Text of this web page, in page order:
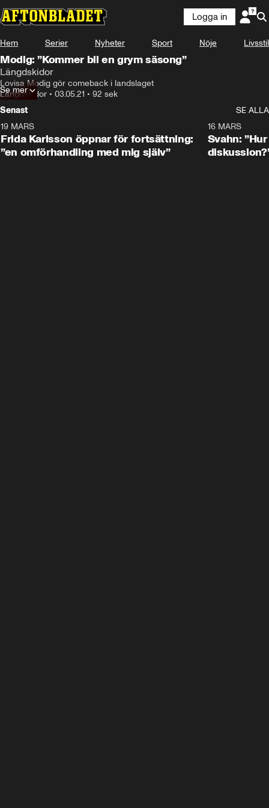
Logga in
Hem Serier Nyheter Sport Nöje Livsstil
Modig: ”Kommer bli en grym säsong”
Längdskidor
Lovisa Modig gör comeback i landslaget
Längdskidor • 03.05.21 • 92 sek
Se mer
Senast
SE ALLA
19 MARS
Frida Karlsson öppnar för fortsättning:
”en omförhandling med mig själv”
16 MARS
Svahn: